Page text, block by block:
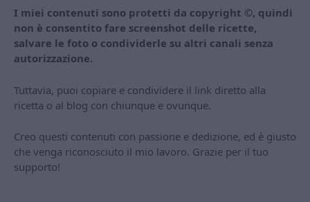
I miei contenuti sono protetti da copyright ©, quindi
non è consentito fare screenshot delle ricette,
salvare le foto o condividerle su altri canali senza
autorizzazione.
Tuttavia, puoi copiare e condividere il link diretto alla
ricetta o al blog con chiunque e ovunque.
Creo questi contenuti con passione e dedizione, ed è giusto
che venga riconosciuto il mio lavoro. Grazie per il tuo
supporto!